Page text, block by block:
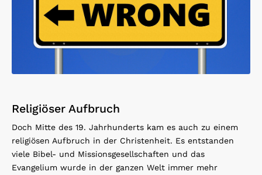
Religiöser Aufbruch
Doch Mitte des 19. Jahrhunderts kam es auch zu einem
religiösen Aufbruch in der Christenheit. Es entstanden
viele Bibel- und Missionsgesellschaften und das
Evangelium wurde in der ganzen Welt immer mehr